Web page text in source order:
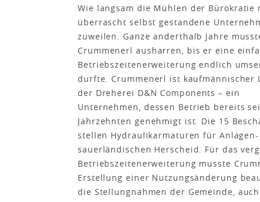
Wie langsam die Mühlen der Bürokratie
überrascht selbst gestandene
zuweilen. Ganze anderthalb Jahre
Crummenerl ausharren, bis er eine
Betriebszeitenerweiterung endlich
durfte. Crummenerl ist kaufmännischer
der Dreherei D&N Components – ein
Unternehmen, dessen Betrieb bereits
Jahrzehnten genehmigt ist. Die 15
stellen Hydraulikarmaturen für
sauerländischen Herscheid. Für das
Betriebszeitenerweiterung musste
Erstellung einer Nutzungsänderung
die Stellungnahmen der Gemeinde,